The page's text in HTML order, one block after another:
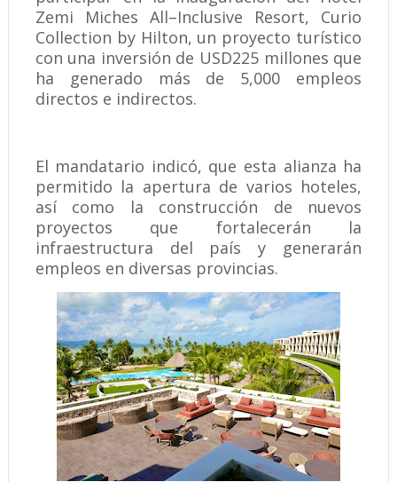
Zemi Miches All–Inclusive Resort, Curio
Collection by Hilton, un proyecto turístico
con una inversión de USD225 millones que
ha generado más de 5,000 empleos
directos e indirectos.
El mandatario indicó, que esta alianza ha
permitido la apertura de varios hoteles,
así como la construcción de nuevos
proyectos que fortalecerán la
infraestructura del país y generarán
empleos en diversas provincias.